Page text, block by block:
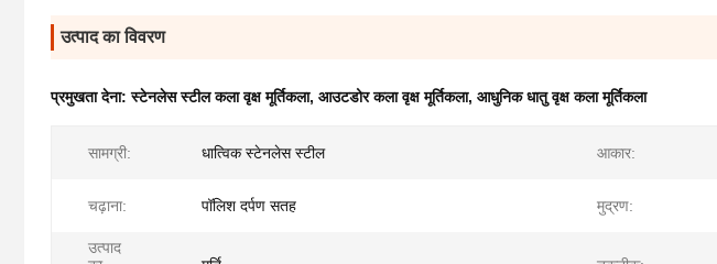
उत्पाद का विवरण
प्रमुखता देना:स्टेनलेस स्टील कला वृक्ष मूर्तिकला, आउटडोर कला वृक्ष मूर्तिकला, आधुनिक धातु वृक्ष कला मूर्तिकला
सामग्री: धात्विक स्टेनलेस स्टील आकार:
चढ़ाना: पॉलिश दर्पण सतह मुद्रण:
उत्पाद